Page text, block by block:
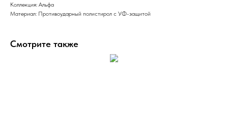
Коллекция: Альфа
Материал: Противоударный полистирол с УФ-защитой
Смотрите также